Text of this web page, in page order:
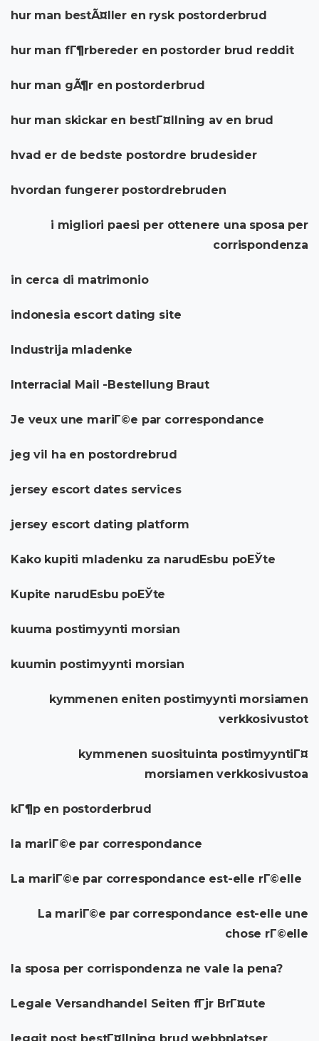
hur man bestÃ¤ller en rysk postorderbrud
hur man fГ¶rbereder en postorder brud reddit
hur man gÃ¶r en postorderbrud
hur man skickar en bestГ¤llning av en brud
hvad er de bedste postordre brudesider
hvordan fungerer postordrebruden
i migliori paesi per ottenere una sposa per
corrispondenza
in cerca di matrimonio
indonesia escort dating site
Industrija mladenke
Interracial Mail -Bestellung Braut
Je veux une mariГ©e par correspondance
jeg vil ha en postordrebrud
jersey escort dates services
jersey escort dating platform
Kako kupiti mladenku za narudЕѕbu poЕЎte
Kupite narudЕѕbu poЕЎte
kuuma postimyynti morsian
kuumin postimyynti morsian
kymmenen eniten postimyynti morsiamen
verkkosivustot
kymmenen suosituinta postimyyntiГ¤
morsiamen verkkosivustoa
kГ¶p en postorderbrud
la mariГ©e par correspondance
La mariГ©e par correspondance est-elle rГ©elle
La mariГ©e par correspondance est-elle une
chose rГ©elle
la sposa per corrispondenza ne vale la pena?
Legale Versandhandel Seiten fГјr BrГ¤ute